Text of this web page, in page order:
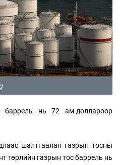
баррель нь 72 ам.доллароор
шалтгаалан газрын тосны
төрлийн газрын тос баррель нь